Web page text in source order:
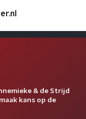
& de Strijd
kans op de